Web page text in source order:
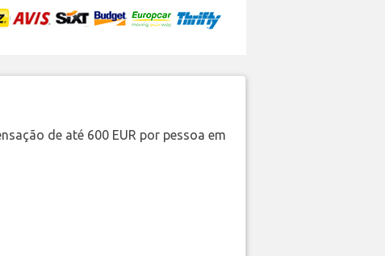
de até 600 EUR por pessoa em